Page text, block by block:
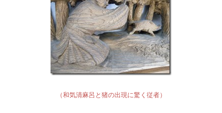
（和気清麻呂と猪の出現に驚く従者）